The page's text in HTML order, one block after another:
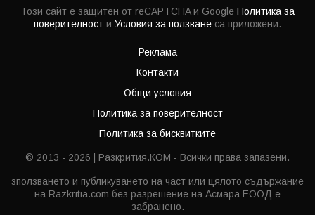
Този сайт е защитен от reCAPTCHA и Google Политика за
поверителност и Условия за ползване са приложени.
Реклама
Контакти
Общи условия
Политика за поверителност
Политика за бисквитките
© 2013 - 2026 | Разкрития.КОМ - Всички права запазени.
зползването и публикуването на част или цялото съдържание
на Razkritia.com без разрешение на Асмара ЕООД е
забранено.